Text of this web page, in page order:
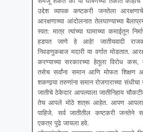
उद्देश व्यापक कष्टकरी जनतेला
आरक्षणाच्या आंदोलनात तेलघाण्याच्या
स्वत: मात्र त्यांच्या घामाच्या कमाईतून
हडपत जाणे हे आहे! जातीयवादी
निवडणुकबाज मदारी या वर्गात मोडतात.
करण्याच्या सरकारच्या हेतूला विरोध
तसेच सर्वांना समान आणि मोफत शिक्षण
शकणार्‍या तरुणांना समान रोजगाराच्या
जातीचे ठेकेदार आपल्याला जातीनिहाय
तेच आपले मोठे शत्रू आहेत. आपण आपला
पाहिजे. सर्व जातीतील कष्टकरी जनतेने
एकत्र पुढे जायला हवे.